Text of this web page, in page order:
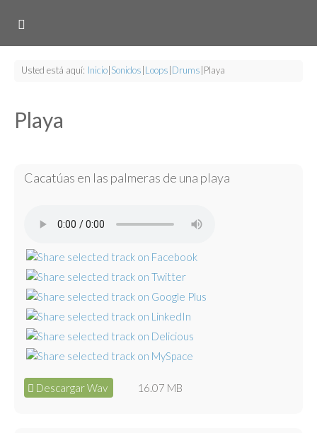
Usted está aquí: Inicio Sonidos Loops Drums Playa
Playa
Cacatúas en las palmeras de una playa
Descargar Wav 16.07 MB